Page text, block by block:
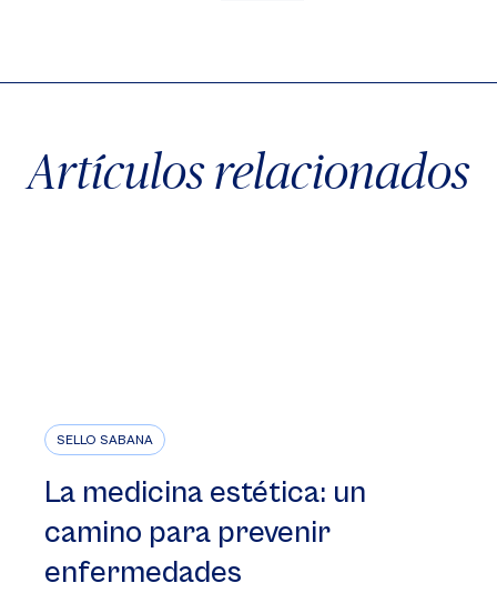
Artículos relacionados
SELLO SABANA
La medicina estética: un
camino para prevenir
enfermedades